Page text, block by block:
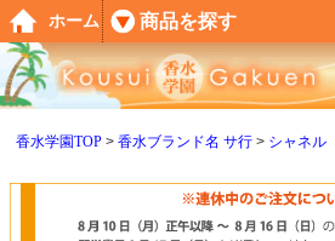
香水学園TOP 香水ブランド名 サ行 シャネル
ホーム 商品を探す